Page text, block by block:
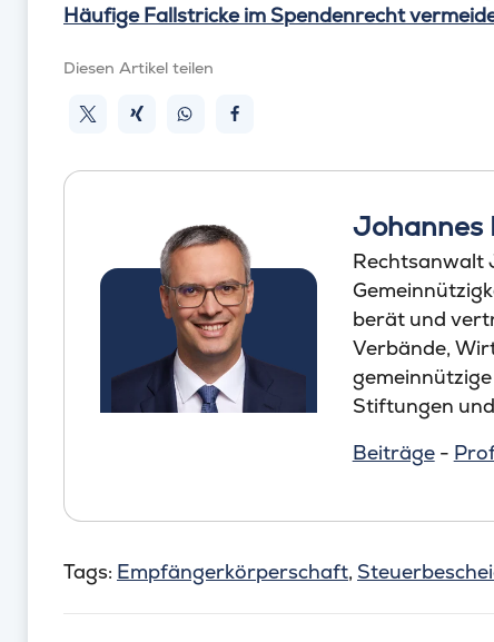
Häufige Fallstricke im Spendenrecht
Diesen Artikel teilen
Johannes
Rechtsanwalt
berät und
Verbände,
Stiftungen
Beiträge-
Tags: Empfängerkörperschaft,